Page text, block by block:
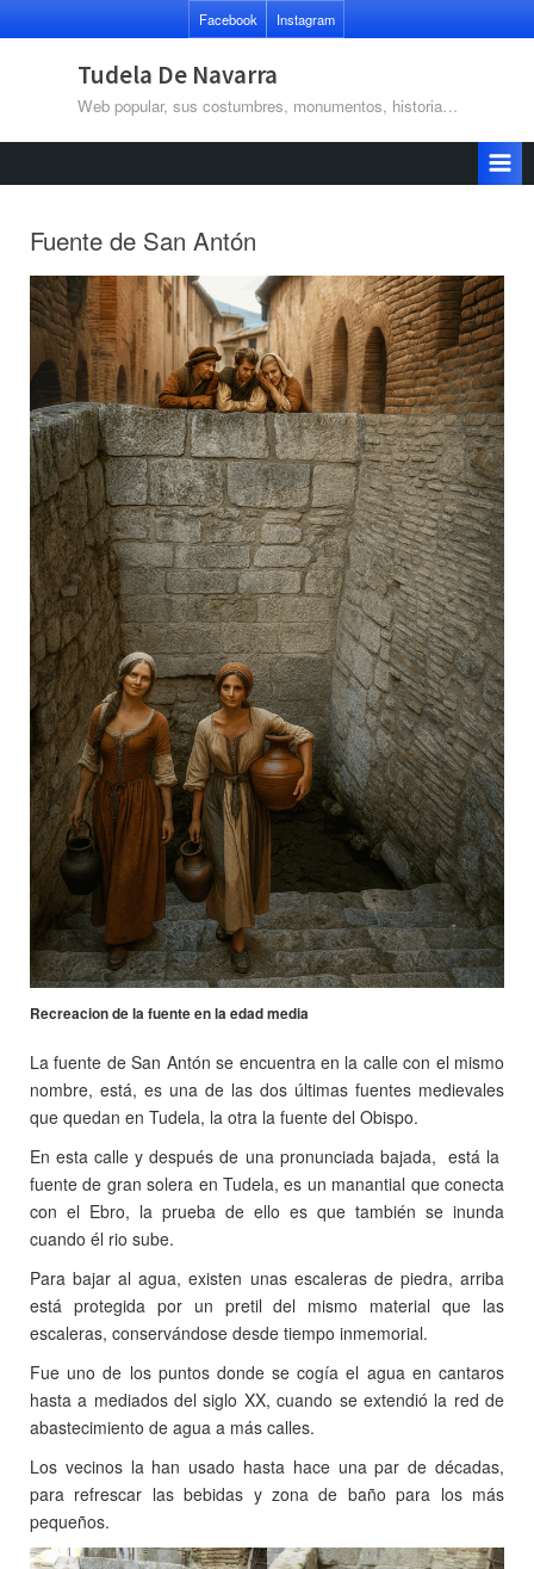
al
Facebook Instagram
Tudela De Navarra
Web popular, sus costumbres, monumentos, historia…
Fuente de San Antón
Recreacion de la fuente en la edad media
La fuente de San Antón se encuentra en la calle con el mismo
nombre, está, es una de las dos últimas fuentes medievales
que quedan en Tudela, la otra la fuente del Obispo.
En esta calle y después de una pronunciada bajada, está la
fuente de gran solera en Tudela, es un manantial que conecta
con el Ebro, la prueba de ello es que también se inunda
cuando él rio sube.
Para bajar al agua, existen unas escaleras de piedra, arriba
está protegida por un pretil del mismo material que las
escaleras, conservándose desde tiempo inmemorial.
Fue uno de los puntos donde se cogía el agua en cantaros
hasta a mediados del siglo XX, cuando se extendió la red de
abastecimiento de agua a más calles.
Los vecinos la han usado hasta hace una par de décadas,
para refrescar las bebidas y zona de baño para los más
pequeños.